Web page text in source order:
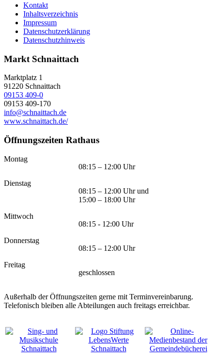
Kontakt
Inhaltsverzeichnis
Impressum
Datenschutzerklärung
Datenschutzhinweis
Markt Schnaittach
Marktplatz 1
91220 Schnaittach
09153 409-0
09153 409-170
info@schnaittach.de
www.schnaittach.de/
Öffnungszeiten Rathaus
Montag
08:15 – 12:00 Uhr
Dienstag
08:15 – 12:00 Uhr und
15:00 – 18:00 Uhr
Mittwoch
08:15 - 12:00 Uhr
Donnerstag
08:15 – 12:00 Uhr
Freitag
geschlossen
Außerhalb der Öffnungszeiten gerne mit Terminvereinbarung.
Telefonisch bleiben alle Abteilungen auch freitags erreichbar.